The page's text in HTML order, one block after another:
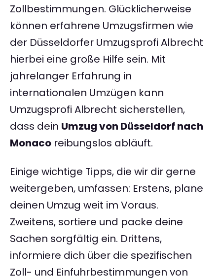
Zollbestimmungen. Glücklicherweise
können erfahrene Umzugsfirmen wie
der Düsseldorfer Umzugsprofi Albrecht
hierbei eine große Hilfe sein. Mit
jahrelanger Erfahrung in
internationalen Umzügen kann
Umzugsprofi Albrecht sicherstellen,
dass dein Umzug von Düsseldorf nach
Monaco reibungslos abläuft.
Einige wichtige Tipps, die wir dir gerne
weitergeben, umfassen: Erstens, plane
deinen Umzug weit im Voraus.
Zweitens, sortiere und packe deine
Sachen sorgfältig ein. Drittens,
informiere dich über die spezifischen
Zoll- und Einfuhrbestimmungen von